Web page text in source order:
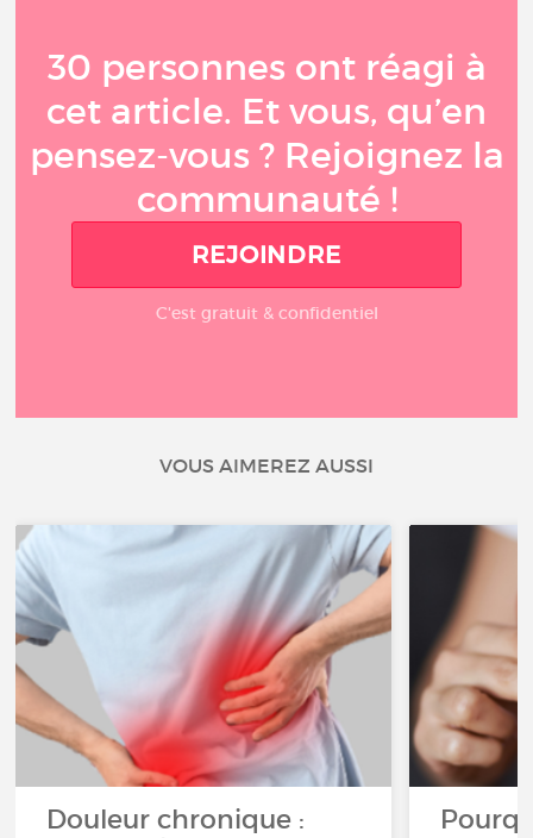
30 personnes ont réagi à
cet article. Et vous, qu’en
pensez-vous ? Rejoignez la
communauté !
REJOINDRE
C'est gratuit & confidentiel
VOUS AIMEREZ AUSSI
Douleur chronique :